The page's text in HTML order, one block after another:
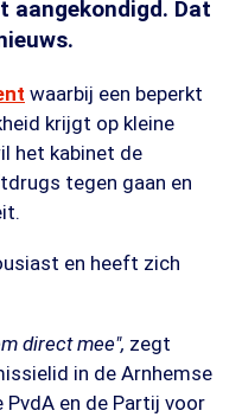
aangekondigd. Dat
waarbij een beperkt
krijgt op kleine
het kabinet de
tegen gaan en
en heeft zich
direct mee", zegt
in de Arnhemse
en de Partij voor